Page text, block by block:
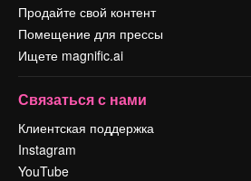
Продайте свой контент
Помещение для прессы
Ищете magnific.ai
Связаться с нами
Клиентская поддержка
Instagram
YouTube